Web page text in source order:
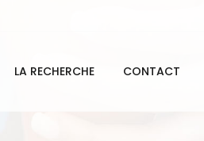
LA RECHERCHE CONTACT